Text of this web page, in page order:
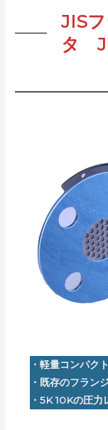
JIS
タ
・軽量コンパク
・既存のフラン
・5K 10Kの圧力